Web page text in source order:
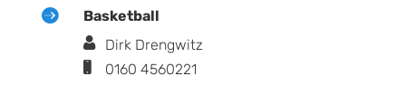

Basketball
Dirk Drengwitz
0160 4560221